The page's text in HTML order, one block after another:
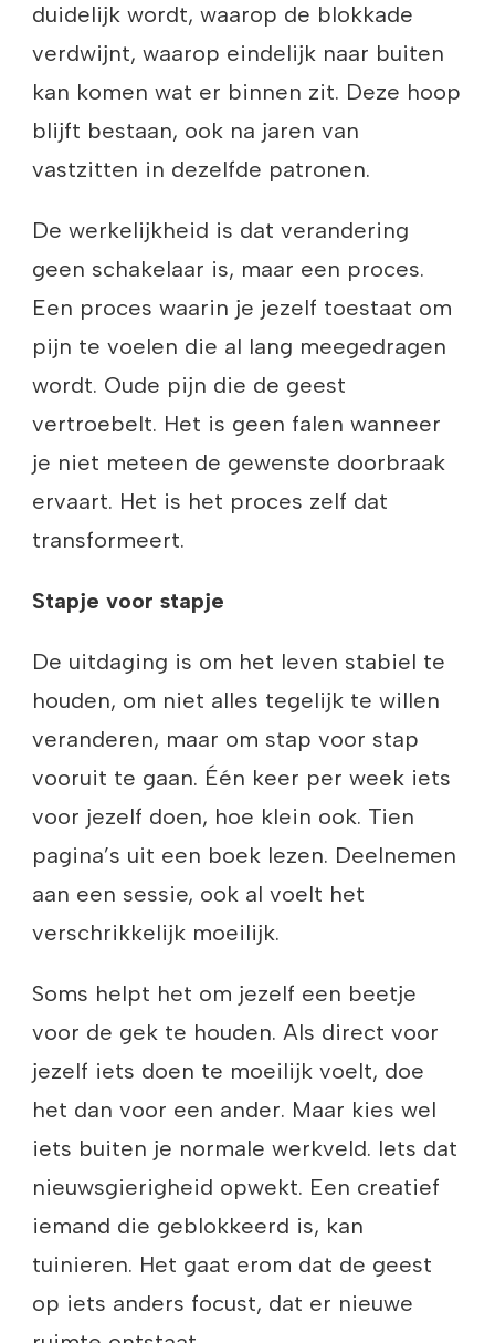
duidelijk wordt, waarop de blokkade
verdwijnt, waarop eindelijk naar buiten
kan komen wat er binnen zit. Deze hoop
blijft bestaan, ook na jaren van
vastzitten in dezelfde patronen.
De werkelijkheid is dat verandering
geen schakelaar is, maar een proces.
Een proces waarin je jezelf toestaat om
pijn te voelen die al lang meegedragen
wordt. Oude pijn die de geest
vertroebelt. Het is geen falen wanneer
je niet meteen de gewenste doorbraak
ervaart. Het is het proces zelf dat
transformeert.
Stapje voor stapje
De uitdaging is om het leven stabiel te
houden, om niet alles tegelijk te willen
veranderen, maar om stap voor stap
vooruit te gaan. Één keer per week iets
voor jezelf doen, hoe klein ook. Tien
pagina’s uit een boek lezen. Deelnemen
aan een sessie, ook al voelt het
verschrikkelijk moeilijk.
Soms helpt het om jezelf een beetje
voor de gek te houden. Als direct voor
jezelf iets doen te moeilijk voelt, doe
het dan voor een ander. Maar kies wel
iets buiten je normale werkveld. Iets dat
nieuwsgierigheid opwekt. Een creatief
iemand die geblokkeerd is, kan
tuinieren. Het gaat erom dat de geest
op iets anders focust, dat er nieuwe